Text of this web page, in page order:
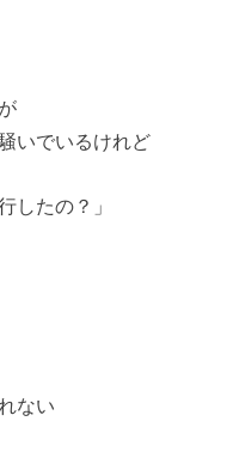
いでいるけれど
したの？」
ない